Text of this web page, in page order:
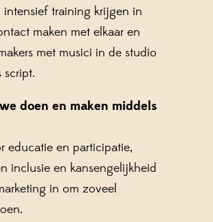
training krijgen in
maken met elkaar en
met musici in de studio
script.
doen en maken middels
educatie en participatie,
inclusie en kansengelijkheid
in om zoveel